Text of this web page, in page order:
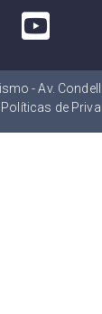
- Av.
Políticas de